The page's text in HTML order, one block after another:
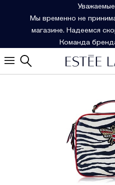
Мы временно не
магазине. Надеемся
Команда